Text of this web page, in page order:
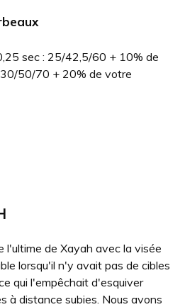
sec : 25/42,5/60 + 10% de
50/70 + 20% de votre
l'ultime de Xayah avec la visée
lorsqu'il n'y avait pas de cibles
qui l'empêchait d'esquiver
à distance subies. Nous avons